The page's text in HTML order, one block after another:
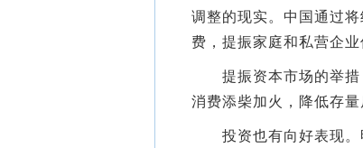
调整的现实。中国通过
费，提振家庭和私营企
提振资本市场的举措
消费添柴加火，降低存
投资也有向好表现。